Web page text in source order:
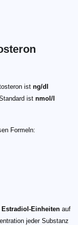
ist ng/dl
ist nmol/l
Formeln:
Einheiten auf
jeder Substanz